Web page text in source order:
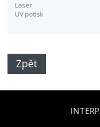
Laser
UV potisk
Zpět